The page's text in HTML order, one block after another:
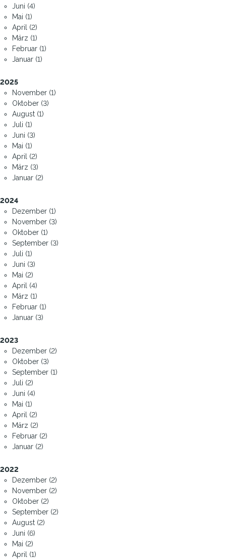
Juni (4)
Mai (1)
April (2)
März (1)
Februar (1)
Januar (1)
2025
November (1)
Oktober (3)
August (1)
Juli (1)
Juni (3)
Mai (1)
April (2)
März (3)
Januar (2)
2024
Dezember (1)
November (3)
Oktober (1)
September (3)
Juli (1)
Juni (3)
Mai (2)
April (4)
März (1)
Februar (1)
Januar (3)
2023
Dezember (2)
Oktober (3)
September (1)
Juli (2)
Juni (4)
Mai (1)
April (2)
März (2)
Februar (2)
Januar (2)
2022
Dezember (2)
November (2)
Oktober (2)
September (2)
August (2)
Juni (6)
Mai (2)
April (1)